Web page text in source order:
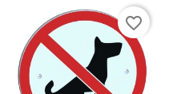
favorite_border